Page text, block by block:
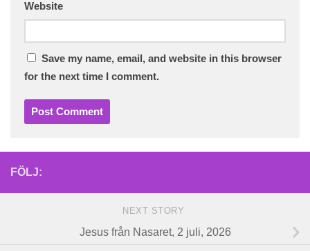
Website
Save my name, email, and website in this browser
for the next time I comment.
FÖLJ:
NEXT STORY
Jesus från Nasaret, 2 juli, 2026